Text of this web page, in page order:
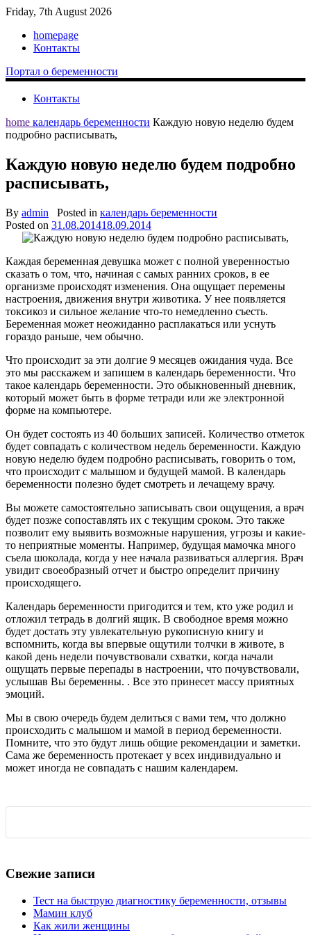
Friday, 7th August 2026
homepage
Контакты
Портал о беременности
Контакты
home календарь беременности Каждую новую неделю будем
подробно расписывать,
Каждую новую неделю будем подробно
расписывать,
By admin Posted in календарь беременности
Posted on 31.08.201418.09.2014
Каждая беременная девушка может с полной уверенностью
сказать о том, что, начиная с самых ранних сроков, в ее
организме происходят изменения. Она ощущает перемены
настроения, движения внутри животика. У нее появляется
токсикоз и сильное желание что-то немедленно съесть.
Беременная может неожиданно расплакаться или уснуть
гораздо раньше, чем обычно.
Что происходит за эти долгие 9 месяцев ожидания чуда. Все
это мы расскажем и запишем в календарь беременности. Что
такое календарь беременности. Это обыкновенный дневник,
который может быть в форме тетради или же электронной
форме на компьютере.
Он будет состоять из 40 больших записей. Количество отметок
будет совпадать с количеством недель беременности. Каждую
новую неделю будем подробно расписывать, говорить о том,
что происходит с малышом и будущей мамой. В календарь
беременности полезно будет смотреть и лечащему врачу.
Вы можете самостоятельно записывать свои ощущения, а врач
будет позже сопоставлять их с текущим сроком. Это также
позволит ему выявить возможные нарушения, угрозы и какие-
то неприятные моменты. Например, будущая мамочка много
съела шоколада, когда у нее начала развиваться аллергия. Врач
увидит своеобразный отчет и быстро определит причину
происходящего.
Календарь беременности пригодится и тем, кто уже родил и
отложил тетрадь в долгий ящик. В свободное время можно
будет достать эту увлекательную рукописную книгу и
вспомнить, когда вы впервые ощутили толчки в животе, в
какой день недели почувствовали схватки, когда начали
ощущать первые перепады в настроении, что почувствовали,
услышав Вы беременны. . Все это принесет массу приятных
эмоций.
Мы в свою очередь будем делиться с вами тем, что должно
происходить с малышом и мамой в период беременности.
Помните, что это будут лишь общие рекомендации и заметки.
Сама же беременность протекает у всех индивидуально и
может иногда не совпадать с нашим календарем.
Свежие записи
Тест на быструю диагностику беременности, отзывы
Мамин клуб
Как жили женщины